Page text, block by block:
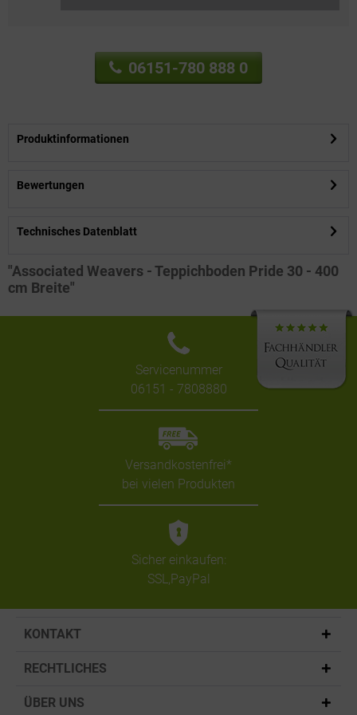
06151-780 888 0
Produktinformationen
Bewertungen
Technisches Datenblatt
"Associated Weavers - Teppichboden Pride 30 - 400
cm Breite"
Servicenummer
06151 - 7808880
Versandkostenfrei*
bei vielen Produkten
Sicher einkaufen:
SSL,PayPal
KONTAKT
RECHTLICHES
ÜBER UNS